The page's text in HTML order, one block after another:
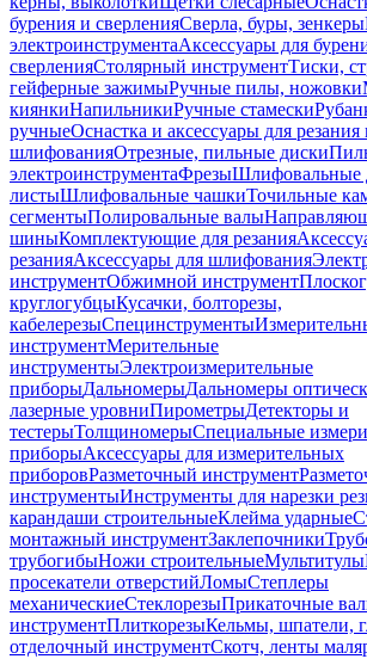
бурения и сверленияСверла, буры, зенкеры
электроинструментаАксессуары для
сверленияСтолярный инструментТиски,
гейферные зажимыРучные пилы, ножовки
киянкиНапильникиРучные стамески
ручныеОснастка и аксессуары для резания
шлифованияОтрезные, пильные диски
электроинструментаФрезыШлифовальные
листыШлифовальные чашкиТочильные
сегментыПолировальные валы
шиныКомплектующие для резания
резанияАксессуары для шлифования
инструментОбжимной инструмент
круглогубцыКусачки, болторезы,
кабелерезыСпецинструменты
инструментМерительные
инструментыЭлектроизмерительные
приборыДальномерыДальномеры
лазерные уровниПирометрыДетекторы и
тестерыТолщиномерыСпециальные
приборыАксессуары для измерительных
приборовРазметочный инструмент
инструментыИнструменты для нарезки
карандаши строительныеКлейма ударные
монтажный инструментЗаклепочники
трубогибыНожи строительныеМультитулы
просекатели отверстийЛомыСтеплеры
механическиеСтеклорезыПрикаточные
инструментПлиткорезыКельмы, шпатели,
отделочный инструментСкотч, ленты